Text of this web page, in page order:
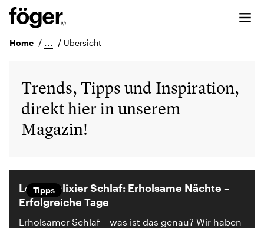
Home / ... / Übersicht
Trends, Tipps und Inspiration,
direkt hier in unserem
Magazin!
Tipps
Lebenselixier Schlaf: Erholsame Nächte –
Erfolgreiche Tage
Erholsamer Schlaf – was ist das genau? Wir haben